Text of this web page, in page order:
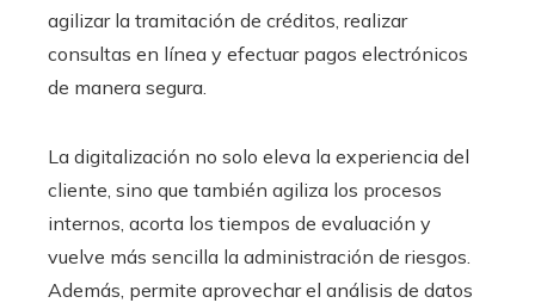
agilizar la tramitación de créditos, realizar
consultas en línea y efectuar pagos electrónicos
de manera segura.
La digitalización no solo eleva la experiencia del
cliente, sino que también agiliza los procesos
internos, acorta los tiempos de evaluación y
vuelve más sencilla la administración de riesgos.
Además, permite aprovechar el análisis de datos